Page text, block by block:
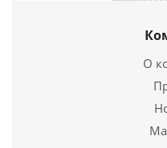
Вентиляционная
1
О